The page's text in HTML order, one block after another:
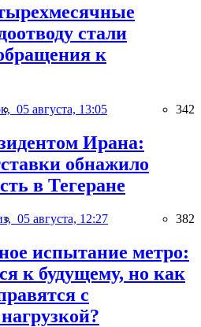
стали
к
05 августа, 13:05 342
Ирана:
обнажило
в Тегеране
05 августа, 12:27 382
испытание метро:
к будущему, но как
с